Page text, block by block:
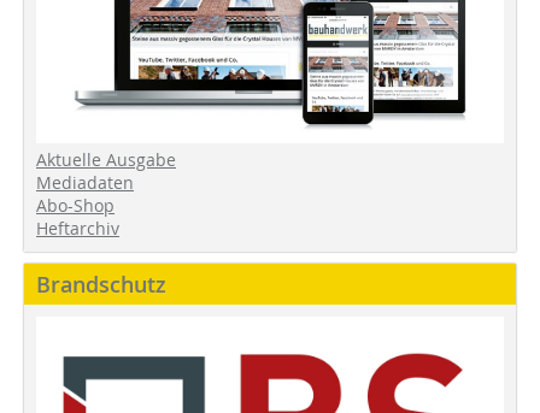
Aktuelle Ausgabe
Mediadaten
Abo-Shop
Heftarchiv
Brandschutz